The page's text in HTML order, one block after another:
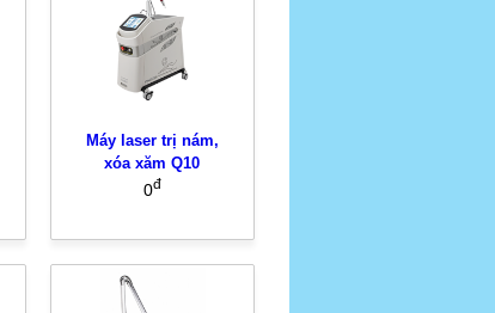
Máy laser trị nám,
xóa xăm Q10
0đ